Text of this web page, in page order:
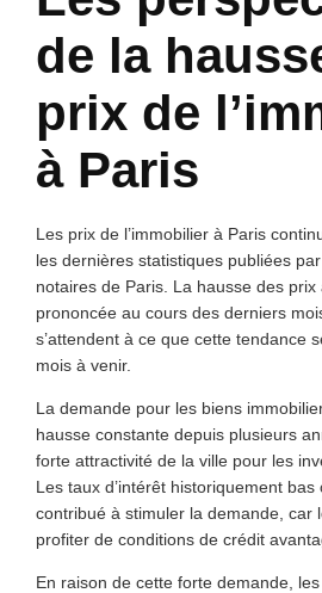
de la
prix de
à Paris
Les prix de l’immobilier à Paris
les dernières statistiques publiées
notaires de Paris. La hausse des
prononcée au cours des derniers
s’attendent à ce que cette tendance
mois à venir.
La demande pour les biens
hausse constante depuis plusieurs
forte attractivité de la ville pour les
Les taux d’intérêt historiquement
contribué à stimuler la demande, car
profiter de conditions de crédit
En raison de cette forte demande,